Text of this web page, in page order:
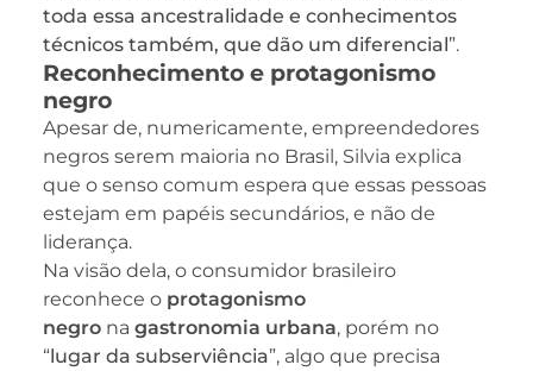
toda essa ancestralidade e conhecimentos
técnicos também, que dão um diferencial”.
Reconhecimento e protagonismo
negro
Apesar de, numericamente, empreendedores
negros serem maioria no Brasil, Silvia explica
que o senso comum espera que essas pessoas
estejam em papéis secundários, e não de
liderança.
Na visão dela, o consumidor brasileiro
reconhece o protagonismo
negro na gastronomia urbana, porém no
“lugar da subserviência”, algo que precisa